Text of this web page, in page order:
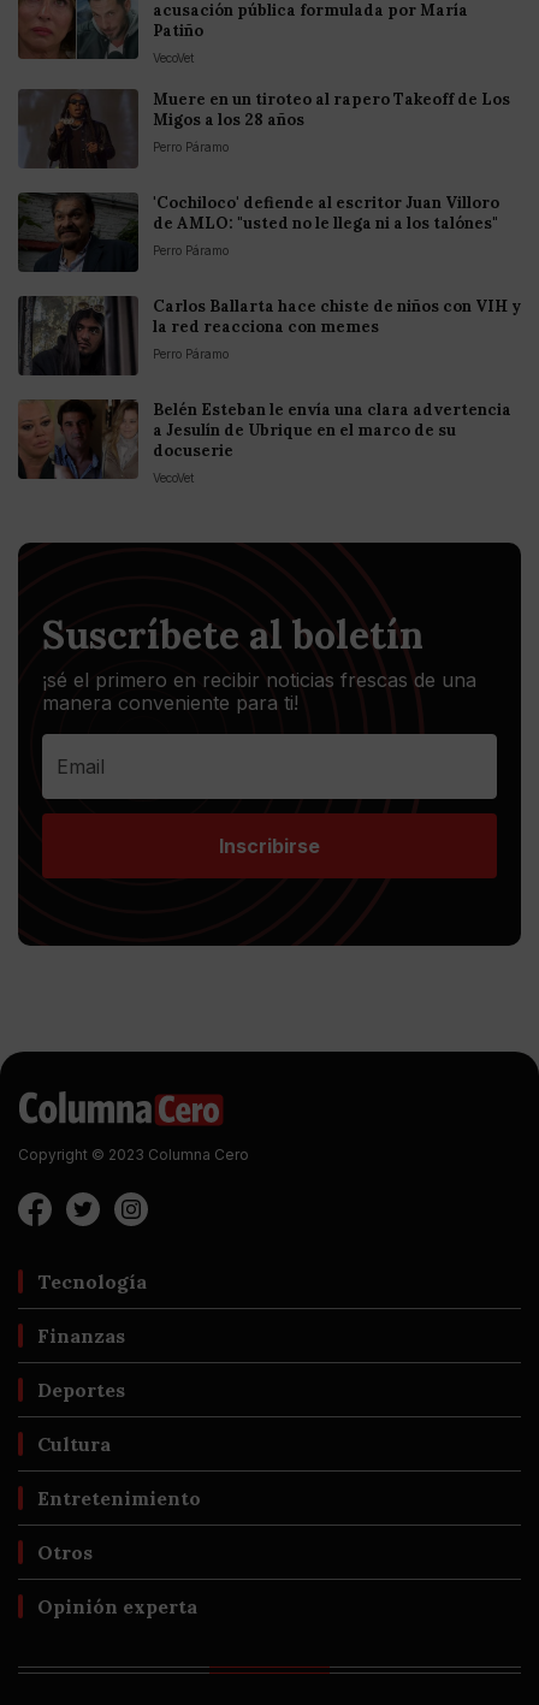
acusación pública formulada por María
Patiño
VecoVet
Muere en un tiroteo al rapero Takeoff de Los
Migos a los 28 años
Perro Páramo
'Cochiloco' defiende al escritor Juan Villoro
de AMLO: "usted no le llega ni a los talónes"
Perro Páramo
Carlos Ballarta hace chiste de niños con VIH y
la red reacciona con memes
Perro Páramo
Belén Esteban le envía una clara advertencia
a Jesulín de Ubrique en el marco de su
docuserie
VecoVet
Suscríbete al boletín
¡sé el primero en recibir noticias frescas de una
manera conveniente para ti!
Inscribirse
Copyright © 2023 Columna Cero
Tecnología
Finanzas
Deportes
Cultura
Entretenimiento
Otros
Opinión experta